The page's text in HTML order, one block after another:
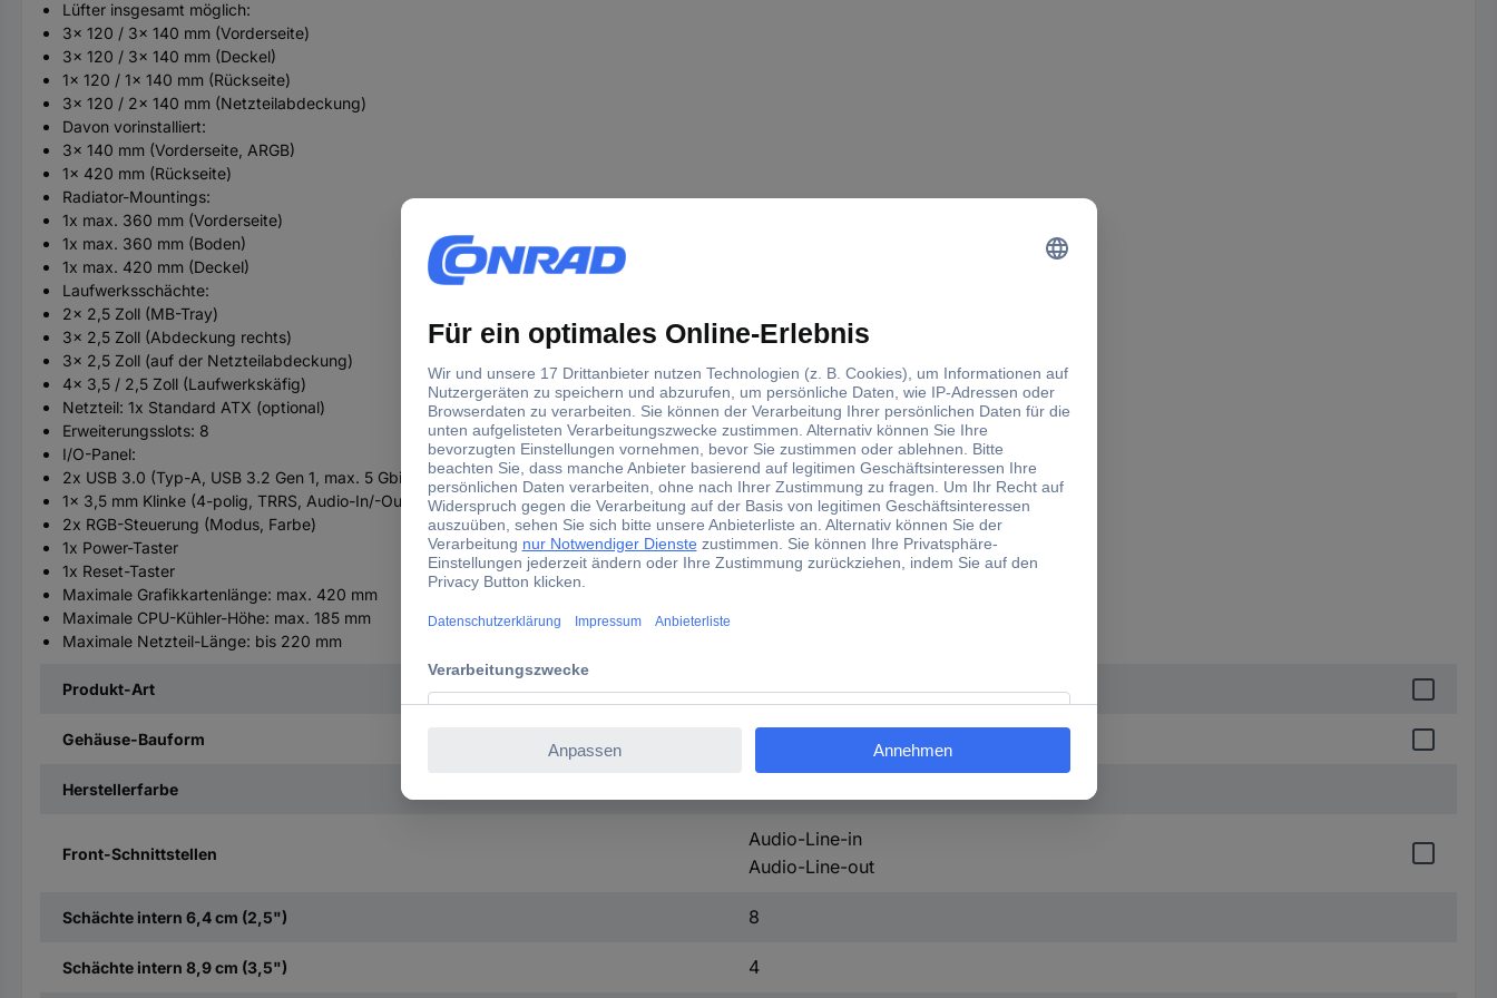
Lüfter insgesamt möglich:
3x 120 / 3x 140 mm (Vorderseite)
3x 120 / 3x 140 mm (Deckel)
1x 120 / 1x 140 mm (Rückseite)
3x 120 / 2x 140 mm (Netzteilabdeckung)
Davon vorinstalliert:
3x 140 mm (Vorderseite, ARGB)
1x 420 mm (Rückseite)
Radiator-Mountings:
1x max. 360 mm (Vorderseite)
1x max. 360 mm (Boden)
1x max. 420 mm (Deckel)
Laufwerksschächte:
2x 2,5 Zoll (MB-Tray)
3x 2,5 Zoll (Abdeckung rechts)
3x 2,5 Zoll (auf der Netzteilabdeckung)
4x 3,5 / 2,5 Zoll (Laufwerkskäfig)
Netzteil: 1x Standard ATX (optional)
Erweiterungsslots: 8
I/O-Panel:
2x USB 3.0 (Typ-A, USB 3.2 Gen 1, max. 5 Gbit/s)
1x 3,5 mm Klinke (4-polig, TRRS, Audio-In/-Out)
2x RGB-Steuerung (Modus, Farbe)
1x Power-Taster
1x Reset-Taster
Maximale Grafikkartenlänge: max. 420 mm
Maximale CPU-Kühler-Höhe: max. 185 mm
Maximale Netzteil-Länge: bis 220 mm
Produkt-Art PC-Gehäuse
Gehäuse-Bauform
Herstellerfarbe
Front-Schnittstellen
Audio-Line-in
Audio-Line-out
Schächte intern 6,4 cm (2,5") 8
Schächte intern 8,9 cm (3,5") 4